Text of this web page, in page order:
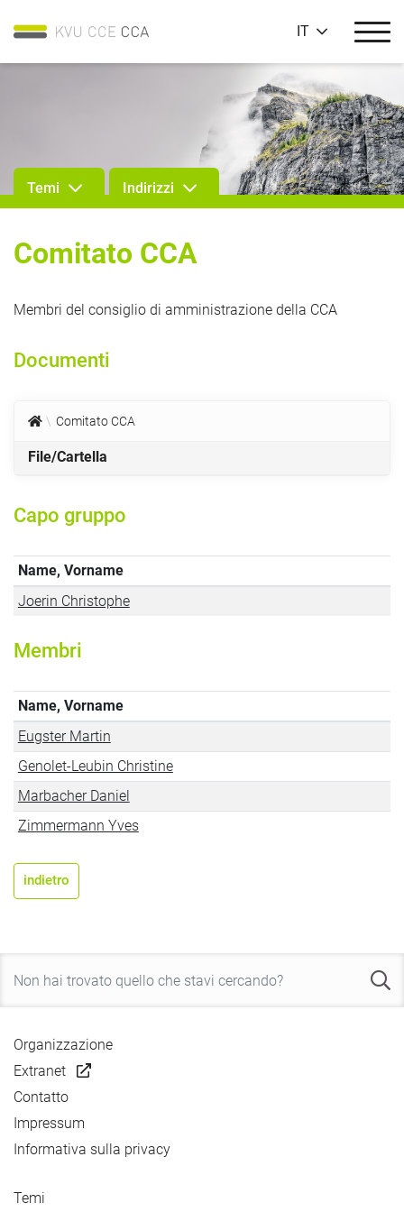
IT
Temi Indirizzi
Comitato CCA
Membri del consiglio di amministrazione della CCA
Documenti
Comitato CCA
File/Cartella
Capo gruppo
Name, Vorname
Joerin Christophe
Membri
Name, Vorname
Eugster Martin
Genolet-Leubin Christine
Marbacher Daniel
Zimmermann Yves
indietro
Organizzazione
Extranet
Contatto
Impressum
Informativa sulla privacy
Temi